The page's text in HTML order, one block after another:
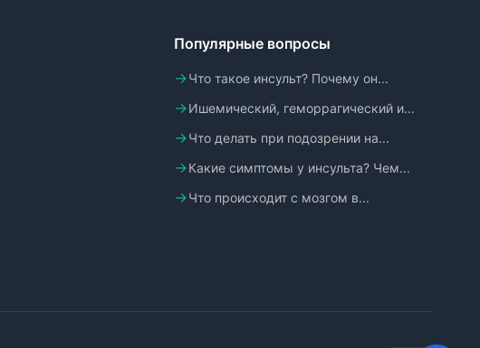
Популярные вопросы
Что такое инсульт? Почему он...
Ишемический, геморрагический и...
Что делать при подозрении на...
Какие симптомы у инсульта? Чем...
Что происходит с мозгом в...